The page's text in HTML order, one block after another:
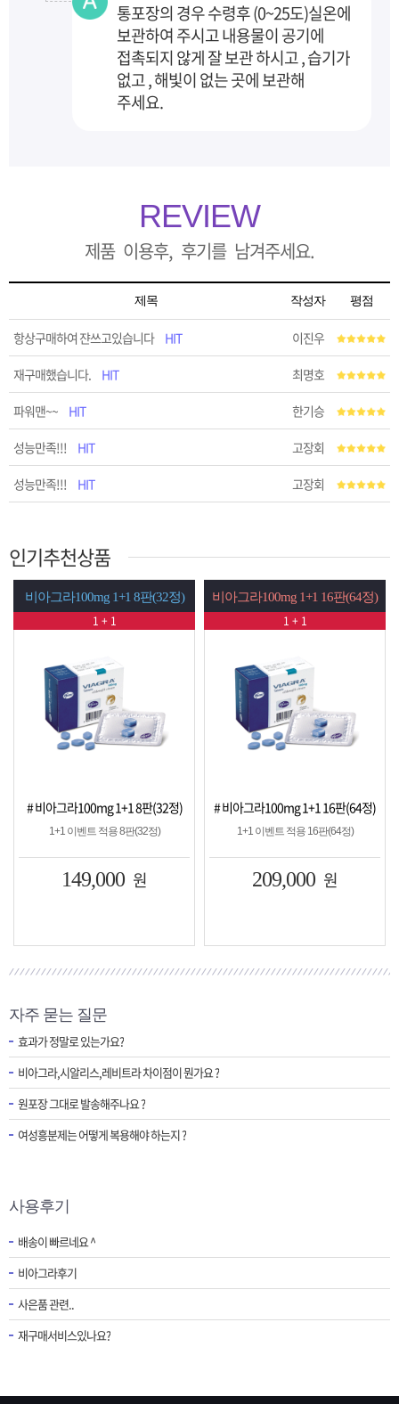
통포장의 경우 수령후 (0~25도)실온에
보관하여 주시고 내용물이 공기에
접촉되지 않게 잘 보관하시고 , 습기가
없고 , 해빛이 없는 곳에 보관해
주세요.
REVIEW
제품 이용후, 후기를 남겨주세요.
제목 작성자 평점
항상구매하여 쟌쓰고있습니다 HIT 이진우
재구매했습니다. HIT 최명호
파워맨~~ HIT 한기승
성능만족!!! HIT 고장회
성능만족!!! HIT 고장회
인기추천상품
8판(32정)
8판(32정)
비아그라100mg 1+1 16판(64정)
# 비아그라100mg 1+1 16판(64정)
1+1 이벤트 적용 16판(64정)
209,000
시알리스20mg 1+1 8
# 시알리스20mg 1+1
1+1 이벤트 적용 8판
149,000
자주 묻는 질문
효과가 정말로 있는가요?
비아그라,시알리스,레비트라 차이점이 뭔가요 ?
원포장 그대로 발송해주나요 ?
여성흥분제는 어떻게 복용해야 하는지 ?
사용후기
배송이 빠르네요 ^
비아그라후기
사은품 관련..
재구매서비스있나요?